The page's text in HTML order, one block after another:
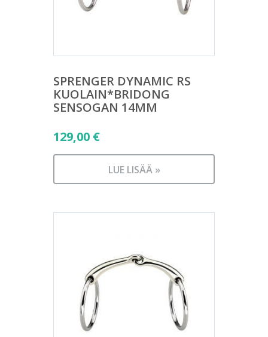
SPRENGER DYNAMIC RS
KUOLAIN*BRIDONG
SENSOGAN 14MM
129,00 €
LUE LISÄÄ »